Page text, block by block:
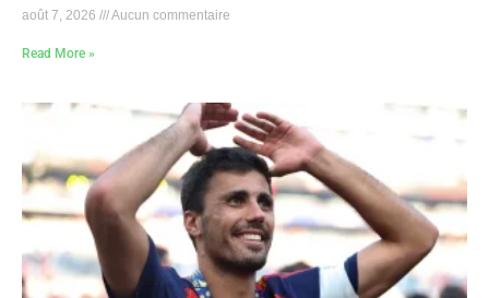
août 7, 2026 Aucun commentaire
Read More »